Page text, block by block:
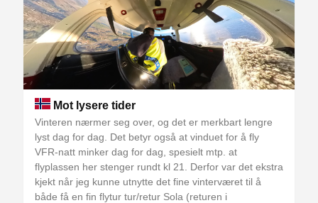
Mot lysere tider
Vinteren nærmer seg over, og det er merkbart lengre
lyst dag for dag. Det betyr også at vinduet for å fly
VFR-natt minker dag for dag, spesielt mtp. at
flyplassen her stenger rundt kl 21. Derfor var det ekstra
kjekt når jeg kunne utnytte det fine vinterværet til å
både få en fin flytur tur/retur Sola (returen i